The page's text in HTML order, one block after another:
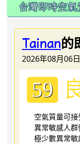
台灣即時空氣
Tainan的
2026年08月06
59
空氣質量可
異常敏感人
極少數異常